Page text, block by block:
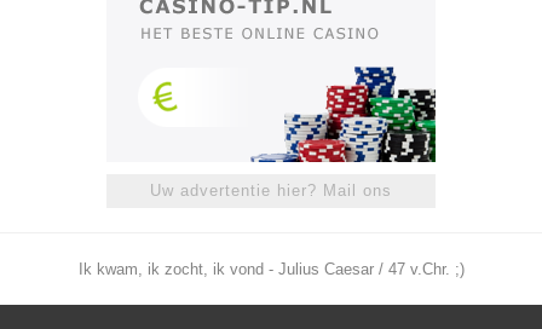
Uw advertentie hier? Mail ons
Ik kwam, ik zocht, ik vond - Julius Caesar / 47 v.Chr. ;)